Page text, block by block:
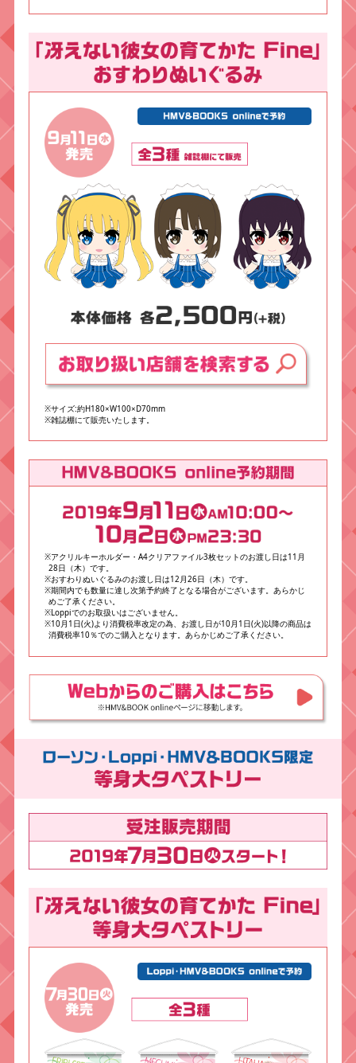
※サイズ:約H180×W100×D70mm
※雑誌棚にて販売いたします。
※アクリルキーホルダー・A4クリアファイル3枚セットのお渡し日は11月
28日（木）です。
※おすわりぬいぐるみのお渡し日は12月26日（木）です。
※期間内でも数量に達し次第予約終了となる場合がございます。あらかじ
めご了承ください。
※Loppiでのお取扱いはございません。
※10月1日(火)より消費税率改定の為、お渡し日が10月1日(火)以降の商品は
消費税率10％でのご購入となります。あらかじめご了承ください。